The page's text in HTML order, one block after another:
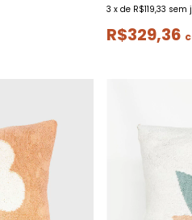
3 x de R$119,33 sem
R$329,36